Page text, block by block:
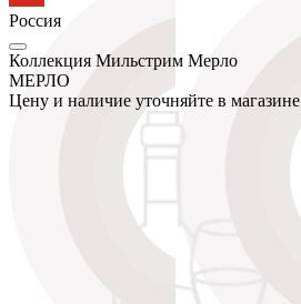
Россия
Коллекция Мильстрим Мерло
МЕРЛО
Цену и наличие уточняйте в магазине